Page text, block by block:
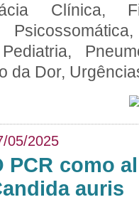
Clínica,
da Dor,
05/2025
PCR como
auris